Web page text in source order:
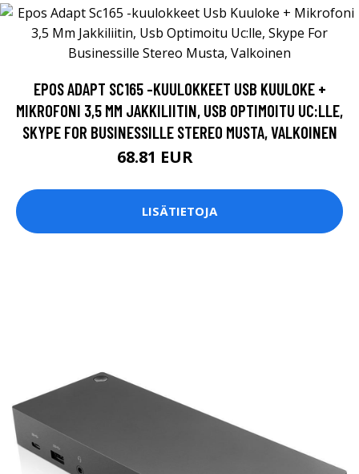
EPOS ADAPT SC165 -KUULOKKEET USB KUULOKE +
MIKROFONI 3,5 MM JAKKILIITIN, USB OPTIMOITU UC:LLE,
SKYPE FOR BUSINESSILLE STEREO MUSTA, VALKOINEN
68.81 EUR
LISÄTIETOJA